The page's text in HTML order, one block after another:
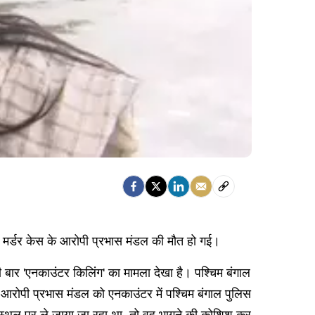
केस के आरोपी प्रभास मंडल की मौत हो गई।
'एनकाउंटर किलिंग' का मामला देखा है। पश्चिम बंगाल
प्रभास मंडल को एनकाउंटर में पश्चिम बंगाल पुलिस